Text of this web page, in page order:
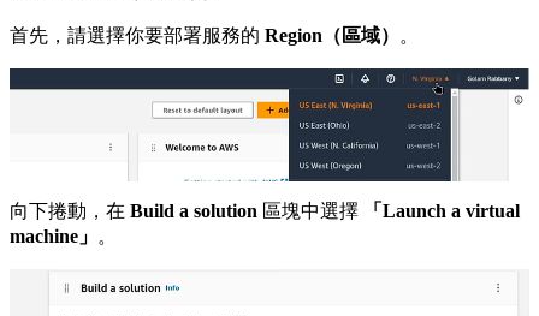
首先，請選擇你要部署服務的 Region（區域） 。
向下捲動，在 Build a solution 區塊中選擇
「Launch a virtual
machine」 。